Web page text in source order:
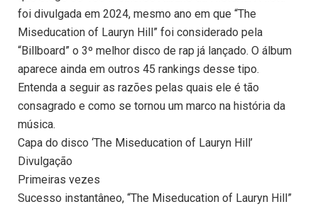
foi divulgada em 2024, mesmo ano em que “The
Miseducation of Lauryn Hill” foi considerado pela
“Billboard” o 3º melhor disco de rap já lançado. O álbum
aparece ainda em outros 45 rankings desse tipo.
Entenda a seguir as razões pelas quais ele é tão
consagrado e como se tornou um marco na história da
música.
Capa do disco ‘The Miseducation of Lauryn Hill’
Divulgação
Primeiras vezes
Sucesso instantâneo, “The Miseducation of Lauryn Hill”